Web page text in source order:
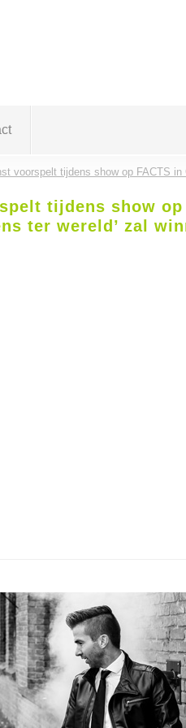
voorspelt tijdens show op FACTS
tijdens show op
ter wereld’ zal